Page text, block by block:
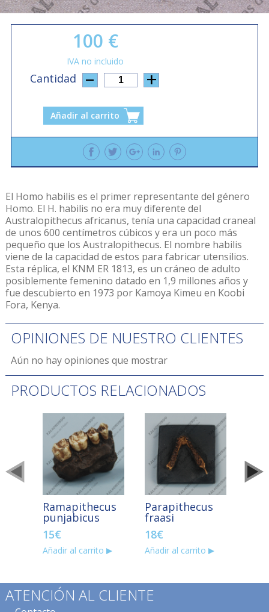
100 €
Cantidad 1
Añadir al carrito
El Homo habilis es el primer representante del género
Homo. El H. habilis no era muy diferente del
Australopithecus africanus, tenía una capacidad craneal
de unos 600 centímetros cúbicos y era un poco más
pequeño que los Australopithecus. El nombre habilis
viene de la capacidad de estos para fabricar utensilios.
Esta réplica, el KNM ER 1813, es un cráneo de adulto
posiblemente femenino datado en 1,9 millones años y
fue descubierto en 1973 por Kamoya Kimeu en Koobi
Fora, Kenya.
OPINIONES DE NUESTRO CLIENTES
Aún no hay opiniones que mostrar
PRODUCTOS RELACIONADOS
Ramapithecus
punjabicus
15€
Añadir al carrito
Parapithecus
fraasi
18€
Añadir al carrito
ATENCIÓN AL CLIENTE